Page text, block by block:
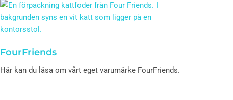
FourFriends
Här kan du läsa om vårt eget varumärke FourFriends.